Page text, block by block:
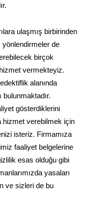
ulaşmış birbirinden
yönlendirmeler de
birçok
vermekteyiz.
alanında
gösterdiklerini
hizmet verebilmek için
isteriz. Firmamıza
faaliyet belgelerine
esas olduğu gibi
yasaları
ve sizleri de bu